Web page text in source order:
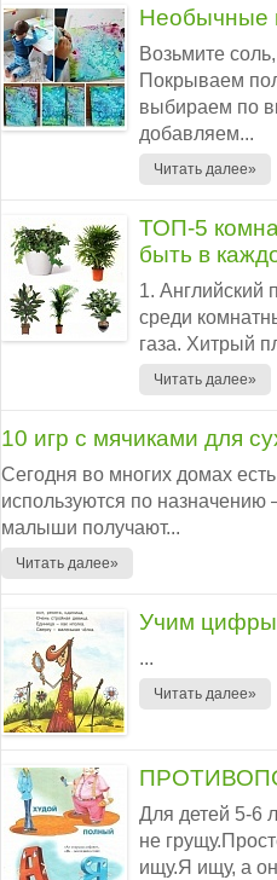
Необычные
Возьмите
Покрываем
выбираем по
добавляем...
Читать далее»
ТОП-5
быть в
1. Английский
среди
газа. Хитрый
Читать далее»
10 игр с мячиками для
Сегодня во многих домах
используются по назначению
малыши получают...
Читать далее»
Учим цифры
...
Читать далее»
Для детей 5-6
не
ищу.Я ищу, а